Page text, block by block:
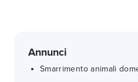
Annunci
Smarrimento animali